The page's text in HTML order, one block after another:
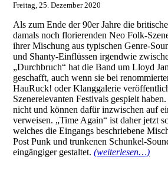
Freitag, 25. Dezember 2020
Als zum Ende der 90er Jahre die
damals noch florierenden Neo Folk-
ihrer Mischung aus typischen Genre-
und Shanty-Einflüssen irgendwie
„Durchbruch“ hat die Band um Lloyd
geschafft, auch wenn sie bei
HauRuck! oder Klanggalerie
Szenerelevanten Festivals gespielt
nicht und können dafür inzwischen auf
verweisen. „Time Again“ ist daher jetzt
welches die Eingangs beschriebene
Post Punk und trunkenen Schunkel-
eingängiger gestaltet. (weiterlesen…)